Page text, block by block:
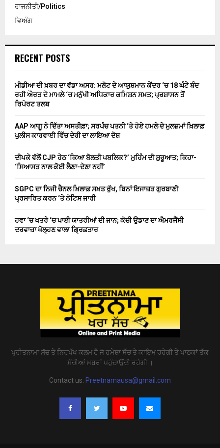
ਰਾਜਨੀਤੀ/Politics
ਵਿਅੰਗ
RECENT POSTS
ਮੀਡੀਆ ਦੀ ਖ਼ਬਰ ਦਾ ਵੱਡਾ ਅਸਰ: ਮਲੋਟ ਦੇ ਆਯੁਸ਼ਮਾਨ ਕੇਂਦਰ ‘ਚ 18 ਘੰਟੇ ਬੰਦ
ਰਹੀ ਔਰਤ ਦੇ ਮਾਮਲੇ ‘ਚ ਮਨੁੱਖੀ ਅਧਿਕਾਰ ਕਮਿਸ਼ਨ ਸਖ਼ਤ; ਪ੍ਰਸ਼ਾਸਨ ਤੋਂ
ਰਿਪੋਰਟ ਤਲਬ
AAP ਆਗੂ ਨੇ ਦਿੱਤਾ ਅਸਤੀਫ਼ਾ; ਸਰਪੰਚ ਪਤਨੀ ‘ਤੇ ਹੋਏ ਹਮਲੇ ਦੇ ਮੁਲਜ਼ਮਾਂ ਖ਼ਿਲਾਫ਼
ਪੁਲੀਸ ਕਾਰਵਾਈ ਵਿੱਚ ਦੇਰੀ ਦਾ ਲਾਇਆ ਦੋਸ਼
ਦੀਪਕੇ ਵੱਲੋਂ CJP ਹੇਠ ‘ਕਿਆ ਬੋਲਤੀ ਪਬਲਿਕ?’ ਮੁਹਿੰਮ ਦੀ ਸ਼ੁਰੂਆਤ; ਕਿਹਾ-
‘ਸਿਆਸਤ ਨਾਲ ਕੋਈ ਲੈਣਾ-ਦੇਣਾ ਨਹੀਂ’
SGPC ਦਾ ਨਿਜੀ ਚੈਨਲ ਖ਼ਿਲਾਫ਼ ਸਖ਼ਤ ਰੁੱਖ, ਬਿਨਾਂ ਇਜਾਜ਼ਤ ਗੁਰਬਾਣੀ
ਪ੍ਰਸਾਰਿਤ ਕਰਨ ‘ਤੇ ਨੋਟਿਸ ਜਾਰੀ
ਹਵਾ ‘ਚ ਖਤਰੇ ‘ਚ ਪਾਈ ਯਾਤਰੀਆਂ ਦੀ ਜਾਨ; ਕੋਚੀ ਉਡਾਣ ਦਾ ਐਮਰਜੈਂਸੀ
ਦਰਵਾਜ਼ਾ ਖੋਲ੍ਹਣ ਵਾਲਾ ਗ੍ਰਿਫ਼ਤਾਰ
ਪ੍ਰੀਤਨਾਮਾ ਸੱਚ ਤੇ ਨਿਰਪੱਖ ਕਲਮ ਹੈ ਜੋ ਹਮੇਸ਼ਾ ਸੱਚ ਤੇ ਕਾਇਮ ਰਹੇਗੀ ਤੇ ਪਾਠਕਾਂ ਤੱਕ
ਸੱਚੀਆਂ ਖ਼ਬਰਾਂ ਪਹੁੰਚਾਉਂਦੀ ਰਹੇਗੀ ।
Contact us: Preetnamausa@gmail.com